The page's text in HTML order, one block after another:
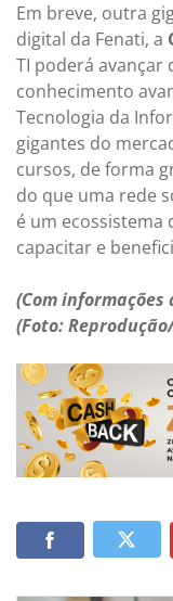
Em breve, outra
digital da Fenati, a
TI poderá avançar
conhecimento
Tecnologia da
gigantes do
cursos, de forma
do que uma rede
é um ecossistema
capacitar e
(Com informações
(Foto: